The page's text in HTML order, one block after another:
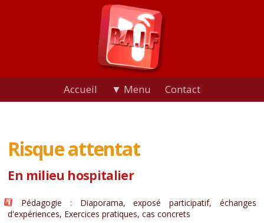
Accueil ▼ Menu Contact
Risque attentat
En milieu hospitalier
Pédagogie : Diaporama, exposé participatif, échanges
d'expériences, Exercices pratiques, cas concrets